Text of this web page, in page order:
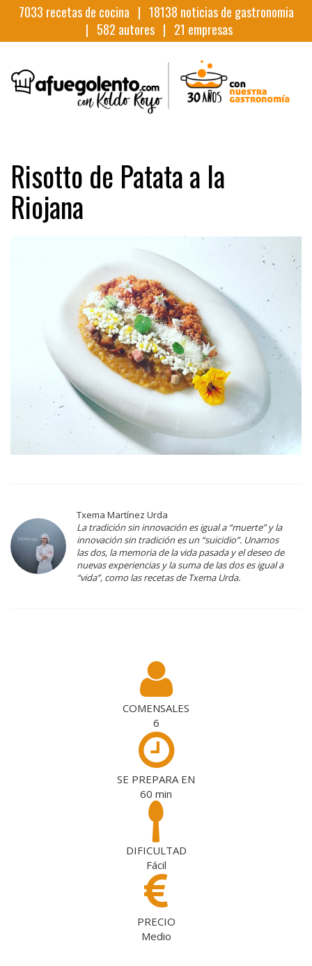
7033 recetas de cocina | 18138 noticias de gastronomia
| 582 autores | 21 empresas
Risotto de Patata a la
Riojana
Txema Martínez Urda
La tradición sin innovación es igual a “muerte” y la
innovación sin tradición es un “suicidio”. Unamos
las dos, la memoria de la vida pasada y el deseo de
nuevas experiencias y la suma de las dos es igual a
“vida”, como las recetas de Txema Urda.
COMENSALES
6
SE PREPARA EN
60 min
DIFICULTAD
Fácil
PRECIO
Medio